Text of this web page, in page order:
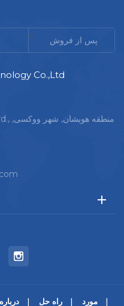
< پس از فروش
Co.,Ltd
راه حل مورد